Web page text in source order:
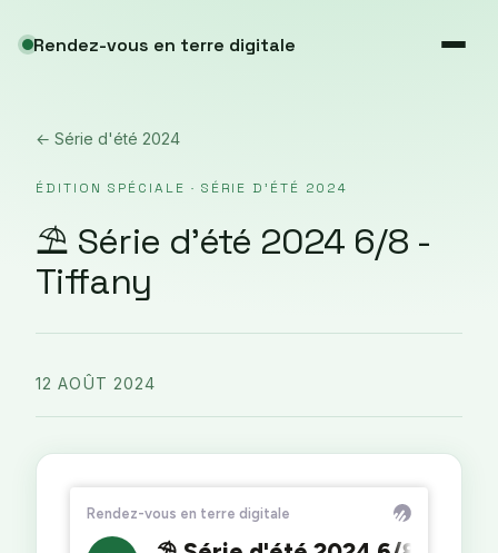
Rendez-vous en terre digitale
← Série d'été 2024
ÉDITION SPÉCIALE · SÉRIE D'ÉTÉ 2024
⛱️ Série d'été 2024 6/8 -
Tiffany
12 AOÛT 2024